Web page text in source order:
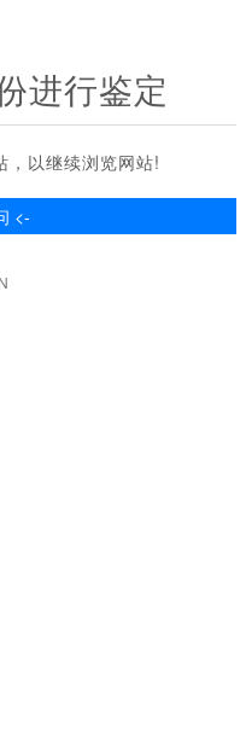
进行鉴定
，以继续浏览网站!